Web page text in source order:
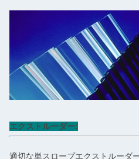
エクストルーダー:
適切な単スロープエクストルーダ